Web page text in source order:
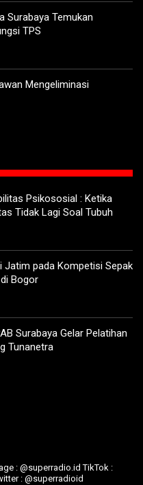
Surabaya Temukan
TPS
Mengeliminasi
Psikososial : Ketika
Tidak Lagi Soal Tubuh
Jatim pada Kompetisi Sepak
Bogor
Surabaya Gelar Pelatihan
Tunanetra
: @superradio.id TikTok :
: @superradioid